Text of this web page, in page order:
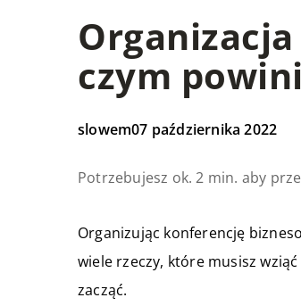
czym
slowem07 października 2022
Potrzebujesz ok. 2 min. aby
Organizując konferencję
wiele rzeczy, które musisz
zacząć.